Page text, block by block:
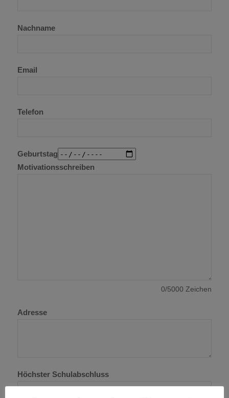
Nachname
Email
Telefon
Geburtstag
Motivationsschreiben
0/5000 Zeichen
Adresse
Höchster Schulabschluss